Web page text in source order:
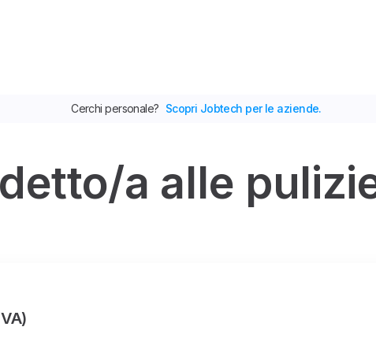
a alle
Cerchi personale? Scopri Jobtech per le aziende.